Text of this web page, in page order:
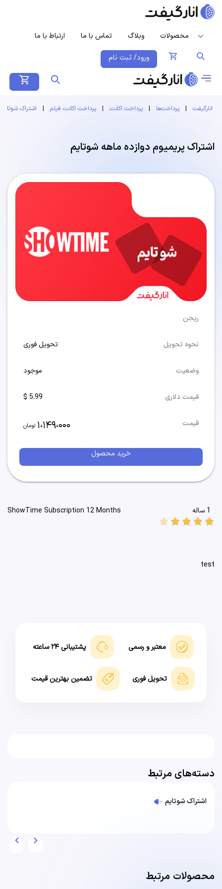
محصولات وبلاگ تماس با ما ارتباط با ما
ورود/ ثبت نام
انارگیفت | پرداخت‌ها | پرداخت اکانت | پرداخت اکانت فیلم | اشتراک شوتایم
اشتراک پریمیوم دوازده ماهه شوتایم
1 ساله
ShowTime Subscription 12 Months
star
star
star
star
star
test
معتبر و رسمی پشتیبانی ۲۴ ساعته
تحویل فوری تضمین بهترین قیمت
ریجن
نحوه تحویل تحویل فوری
وضعیت موجود
قیمت دلاری 5.99 $
قیمت 1،149،000 تومان
خرید محصول
دسته‌های مرتبط
اشتراک شوتایم
محصولات مرتبط